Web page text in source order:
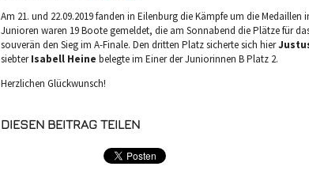
Am 21. und 22.09.2019 fanden in Eilenburg die Kämpfe um die
Junioren waren 19 Boote gemeldet, die am Sonnabend die Plätze für
souverän den Sieg im A-Finale. Den dritten Platz sicherte sich hier
siebterIsabell Heine belegte im Einer der Juniorinnen B Platz 2.
Herzlichen Glückwunsch!
DIESEN BEITRAG TEILEN